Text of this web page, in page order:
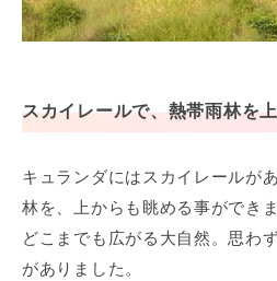
スカイレールで、熱帯雨林を
キュランダにはスカイレールが
林を、上からも眺める事ができま
どこまでも広がる大自然。思わ
がありました。